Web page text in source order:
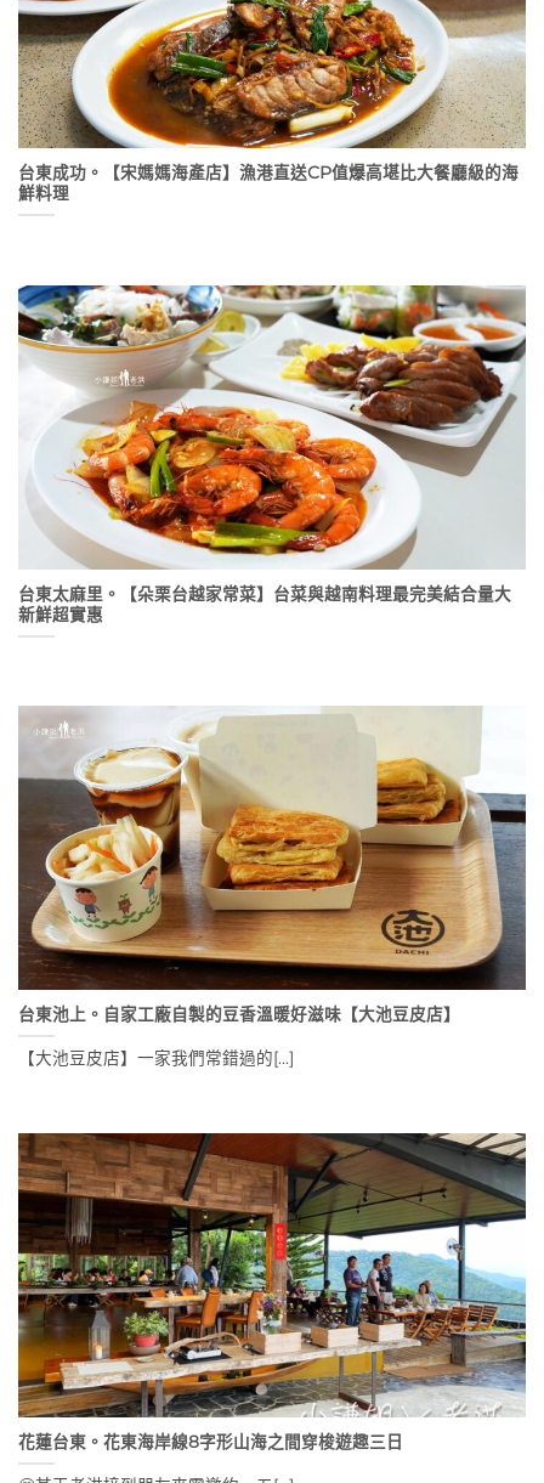
台東成功。【宋媽媽海產店】漁港直送CP值爆高堪比大餐廳級的海
鮮料理
台東太麻里。【朵栗台越家常菜】台菜與越南料理最完美結合量大
新鮮超實惠
台東池上。自家工廠自製的豆香溫暖好滋味【大池豆皮店】
【大池豆皮店】一家我們常錯過的[...]
花蓮台東。花東海岸線8字形山海之間穿梭遊趣三日